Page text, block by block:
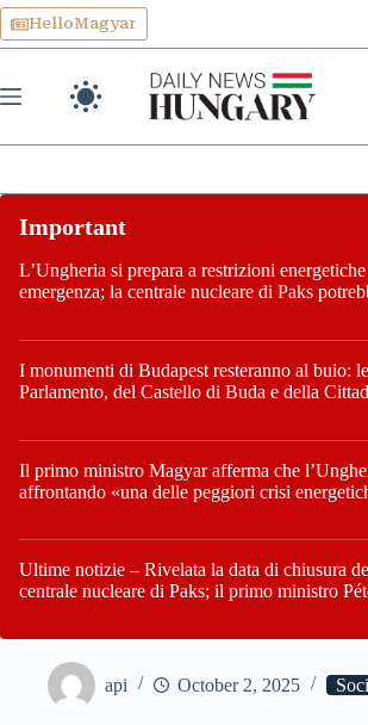
Skip
to
content
HelloMagyar
L’Ungheria si prepara a restrizioni
emergenza; la centrale nucleare di Paks
I monumenti di Budapest resteranno al buio:
Parlamento, del Castello di Buda e della
Il primo ministro Magyar afferma che
affrontando «una delle peggiori crisi
Paks
Ultime notizie – Rivelata la data di chiusura
centrale nucleare di Paks; il primo ministro
api October 2, 2025